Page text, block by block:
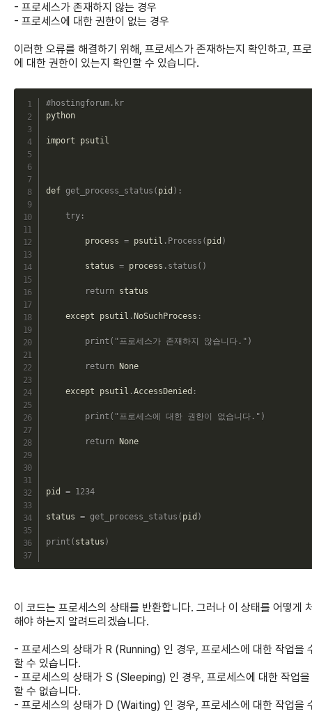
- 프로세스가 존재하지 않는 경우
- 프로세스에 대한 권한이 없는 경우
이러한 오류를 해결하기 위해, 프로세스가 존재하는지 확인하고, 프
에 대한 권한이 있는지 확인할 수 있습니다.
#hostingforum.kr
python
import psutil
def get_process_status ( pid ) :
try:
        process
= psutil . Process ( pid )
        status
= process . status ( )
return status
    except psutil
. NoSuchProcess :
print ( "프로세스가 존재하지 않습니다." )
return None
    except psutil
.AccessDenied :
print ( "프로세스에 대한 권한이 없습니다." )
return None
pid = 1234
status = get_process_status ( pid )
print ( status )
이 코드는 프로세스의 상태를 반환합니다. 그러나 이 상태를 어떻게
해야 하는지 알려드리겠습니다.
- 프로세스의 상태가 R (Running) 인 경우, 프로세스에 대한 작업을
할 수 있습니다.
- 프로세스의 상태가 S (Sleeping) 인 경우, 프로세스에 대한 작업을
할 수 없습니다.
- 프로세스의 상태가 D (Waiting) 인 경우, 프로세스에 대한 작업을